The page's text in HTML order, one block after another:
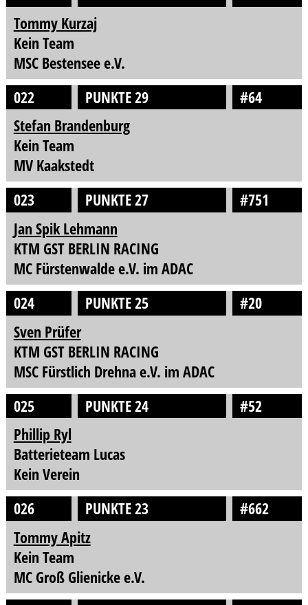
Tommy Kurzaj
Kein Team
MSC Bestensee e.V.
022
PUNKTE 29
#64
Stefan Brandenburg
Kein Team
MV Kaakstedt
023
PUNKTE 27
#751
Jan Spik Lehmann
KTM GST BERLIN RACING
MC Fürstenwalde e.V. im ADAC
024
PUNKTE 25
#20
Sven Prüfer
KTM GST BERLIN RACING
MSC Fürstlich Drehna e.V. im ADAC
025
PUNKTE 24
#52
Phillip Ryl
Batterieteam Lucas
Kein Verein
026
PUNKTE 23
#662
Tommy Apitz
Kein Team
MC Groß Glienicke e.V.